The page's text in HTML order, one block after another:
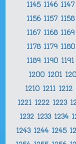
1145 1146 1147
1156 1157 1158
1167 1168 1169
1178 1179 1180
1189 1190 1191
1200 1201
1210 1211 1212
1221 1222 1223
1232 1233 1234
1243 1244 1245